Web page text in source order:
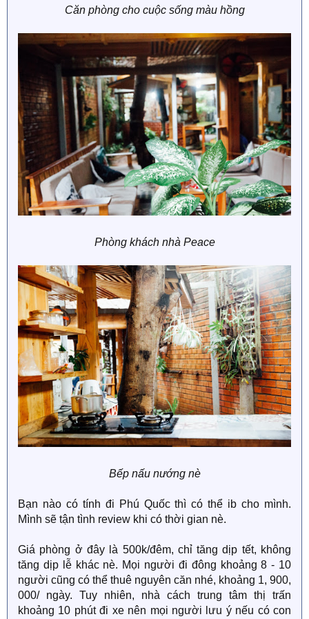
Căn phòng cho cuộc sống màu hồng
Phòng khách nhà Peace
Bếp nấu nướng nè
Bạn nào có tính đi Phú Quốc thì có thể ib cho mình.
Mình sẽ tận tình review khi có thời gian nè.
Giá phòng ở đây là 500k/đêm, chỉ tăng dịp tết, không
tăng dịp lễ khác nè. Mọi người đi đông khoảng 8 - 10
người cũng có thể thuê nguyên căn nhé, khoảng 1, 900,
000/ ngày. Tuy nhiên, nhà cách trung tâm thị trấn
khoảng 10 phút đi xe nên mọi người lưu ý nếu có con